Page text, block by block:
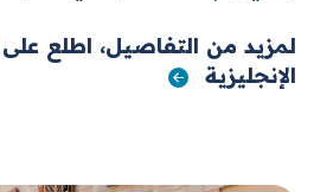
لمزيد من التفاصيل، اطلع على
الإنجليزية